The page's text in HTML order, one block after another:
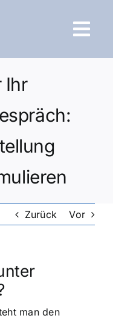
Ihr
Zurück Vor
man den